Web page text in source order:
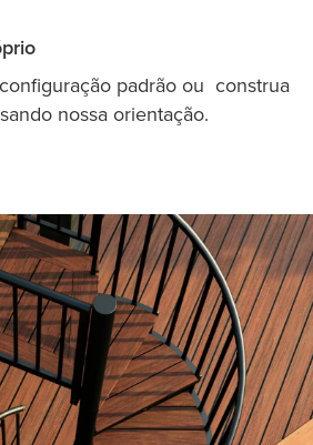
padrão ou construa
nossa orientação.